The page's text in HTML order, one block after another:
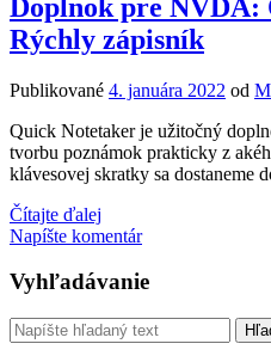
v
Českej
Doplnok pre
Rýchly zápisník
Publikované 4. januára 2022 od
Quick Notetaker je užitočný
tvorbu poznámok prakticky z
klávesovej skratky sa dostaneme
Čítajte ďalej
pre
Quick
–
Rýchly
Napíšte komentár
Sidebar
Vyhľadávanie
Vyhľadávanie